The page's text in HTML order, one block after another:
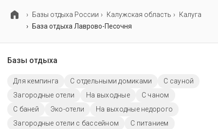
Базы отдыха России
Калужская область
Калуга
База отдыха Лаврово-Песочня
Базы отдыха
Для кемпинга С отдельными домиками
С сауной
Загородные отели
На выходные
С чаном
С баней
Эко-отели
На выходные недорого
Загородные отели с бассейном
С питанием